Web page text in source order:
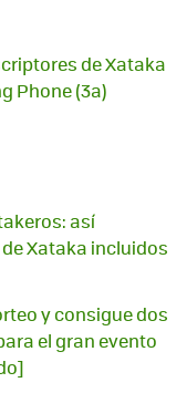
de Xataka
Phone (3a)
así
Xataka incluidos
y consigue dos
el gran evento